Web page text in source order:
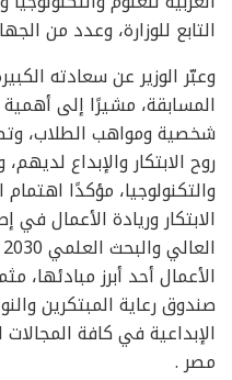
التابع للوزارة، وعدد من
وعبّر الوزير عن سعادته
المسابقة، مشيرًا إلى
شخصية ومواهب الطلاب،
روح الابتكار والإبداع
والتكنولوجيا، مؤكدًا
الابتكار وريادة الأعمال في
الأعمال أحد أبرز مبادئها،
صندوق رعاية المبتكرين
الإبداعية في كافة
مصر .